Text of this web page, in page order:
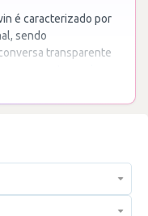
é caracterizado por
sendo
transparente